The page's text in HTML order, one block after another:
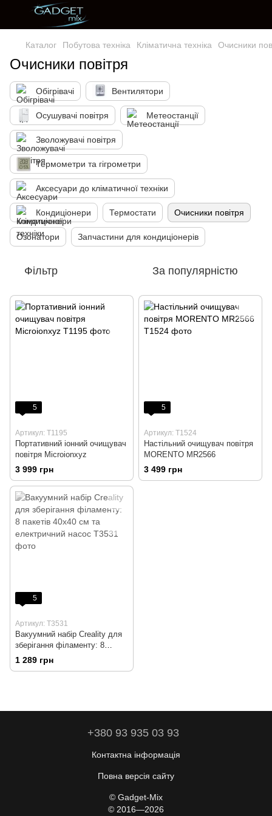
Каталог Побутова техніка Кліматична техніка Очисники
Очисники повітря
Обігрівачі Вентилятори
Осушувачі повітря Метеостанції
Зволожувачі повітря
Термометри та гігрометри
Аксесуари до кліматичної техніки
Кондиціонери Термостати Очисники повітря
Озонатори Запчастини для кондиціонерів
Фільтр За популярністю
5
Артикул: T1195
Портативний іонний очищувач
повітря Microionxyz
3 999 грн
5
Артикул: T1524
Настільний очищувач повітря
MORENTO MR2566
3 499 грн
5
Артикул: T3531
Вакуумний набір Creality для
зберігання філаменту: 8
пакетів 40х40 см та
електричний насос
1 289 грн
+380 93 935 03 93
Контактна інформація
Повна версія сайту
© Gadget-Mix
© 2016—2026